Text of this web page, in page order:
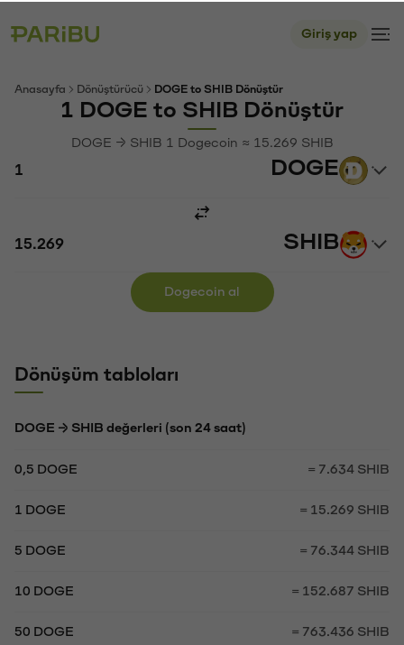
Giriş yap
Anasayfa Dönüştürücü DOGE to SHIB Dönüştür
1 DOGE to SHIB Dönüştür
DOGE → SHIB 1 Dogecoin ≈ 15.269 SHIB
DOGE
SHIB
Dogecoin al
Dönüşüm tabloları
DOGE → SHIB değerleri (son 24 saat)
0,5 DOGE = 7.634 SHIB
1 DOGE = 15.269 SHIB
5 DOGE = 76.344 SHIB
10 DOGE = 152.687 SHIB
50 DOGE = 763.436 SHIB